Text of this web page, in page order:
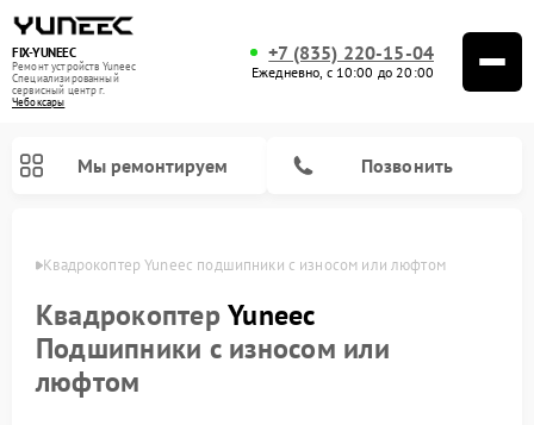
FIX-YUNEEC
Ремонт устройств Yuneec
Специализированный
cервисный центр г.
Чебоксары
+7 (835) 220-15-04
Ежедневно, с 10:00 до 20:00
Мы ремонтируем Позвонить
Квадрокоптер Yuneec подшипники с износом или люфтом
КвадрокоптерYuneec
Подшипники с износом или
люфтом